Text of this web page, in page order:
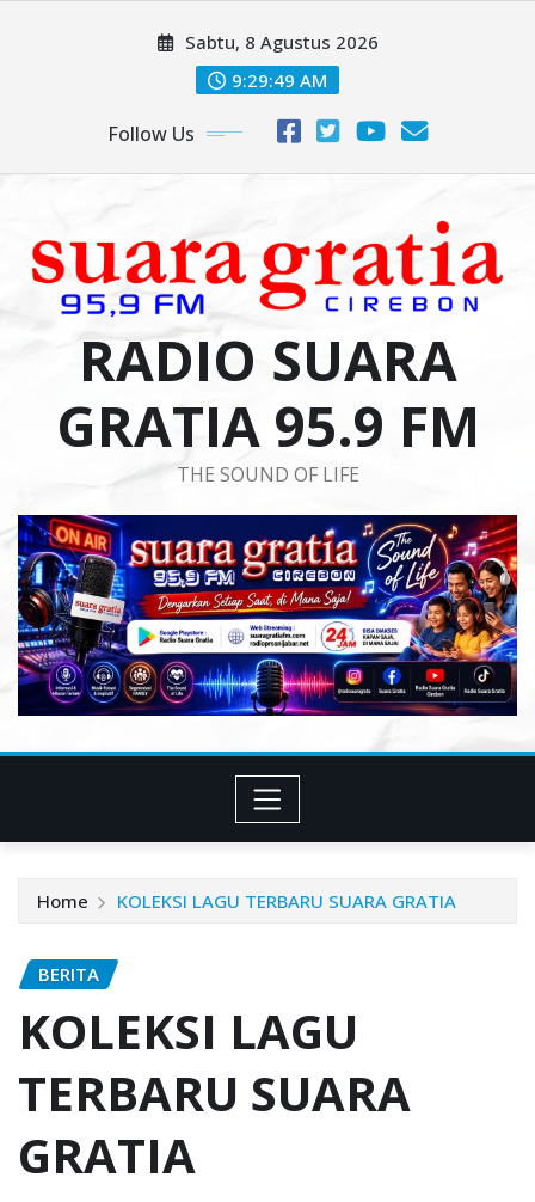
Sabtu, 8 Agustus 2026
9:29:50 AM
Follow Us
RADIO SUARA
GRATIA 95.9 FM
THE SOUND OF LIFE
Home KOLEKSI LAGU TERBARU SUARA GRATIA
BERITA
KOLEKSI LAGU
TERBARU SUARA
GRATIA